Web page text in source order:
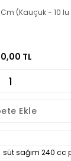
(Kauçuk - 10 lu
TL
Ekle
süt sağım 240 cc